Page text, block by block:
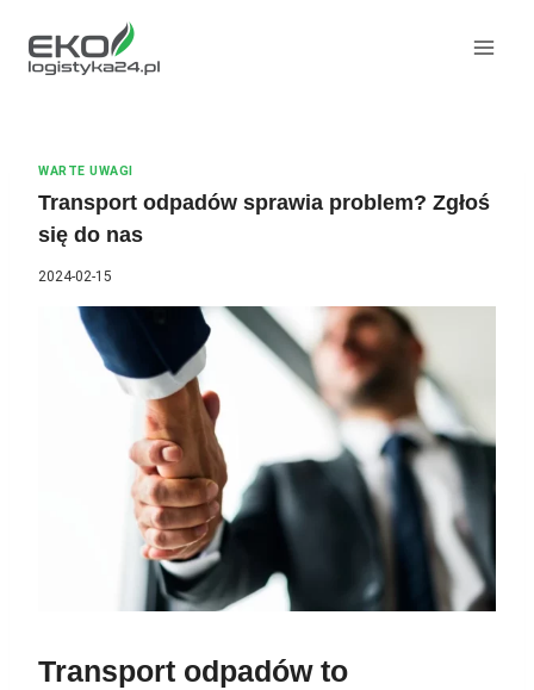
treści
WARTE UWAGI
Transport odpadów sprawia problem? Zgłoś
się do nas
2024-02-15
Transport odpadów to